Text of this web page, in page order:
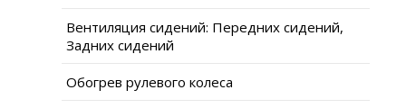
Вентиляция сидений: Передних сидений,
Задних сидений
Обогрев рулевого колеса